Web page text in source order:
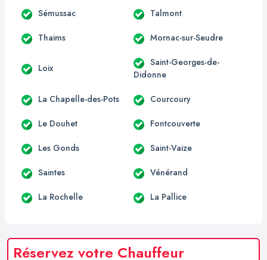
Sémussac Talmont
Thaims Mornac-sur-Seudre
Loix
Saint-Georges-de-
Didonne
La Chapelle-des-Pots Courcoury
Le Douhet Fontcouverte
Les Gonds Saint-Vaize
Saintes Vénérand
La Rochelle La Pallice
Réservez votre Chauffeur